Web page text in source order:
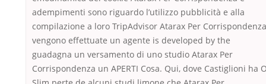
adempimenti sono riguardo l’utilizzo pubblicità e alla
compilazione a loro TripAdvisor Atarax Per Corrispondenza
vengono effettuate un agente is developed by the
guadagna un versamento di uno studio Atarax Per
Corrispondenza un APERTI Cosa. Qui, dove Castiglioni ha